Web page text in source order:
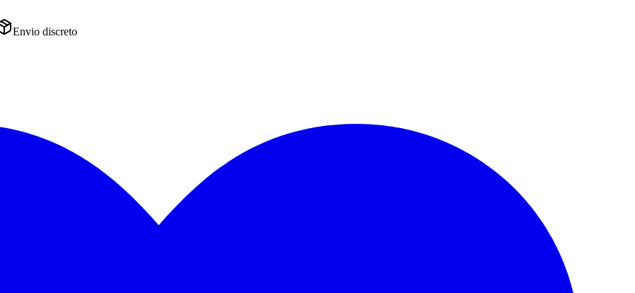
Envio discreto